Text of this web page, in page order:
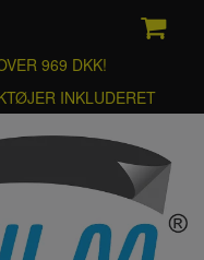
969 DKK!
INKLUDERET